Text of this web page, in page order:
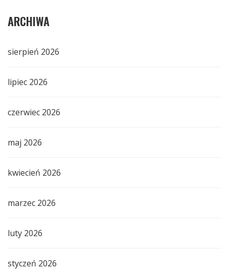
ARCHIWA
sierpień 2026
lipiec 2026
czerwiec 2026
maj 2026
kwiecień 2026
marzec 2026
luty 2026
styczeń 2026